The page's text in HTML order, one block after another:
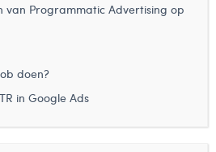
van Programmatic Advertising op
doen?
in Google Ads